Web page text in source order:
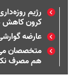
رژیم
کرون کاهش
عارضه
متخصصان
هم مصرف